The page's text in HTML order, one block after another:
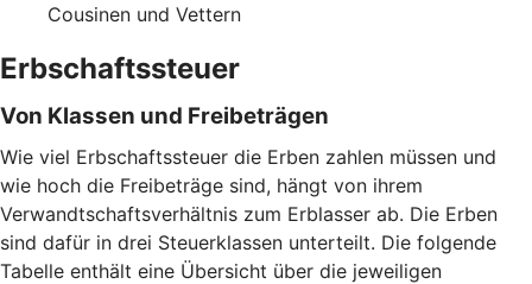
Cousinen und Vettern
Erbschaftssteuer
Von Klassen und Freibeträgen
Wie viel Erbschaftssteuer die Erben zahlen müssen und
wie hoch die Freibeträge sind, hängt von ihrem
Verwandtschaftsverhältnis zum Erblasser ab. Die Erben
sind dafür in drei Steuerklassen unterteilt. Die folgende
Tabelle enthält eine Übersicht über die jeweiligen